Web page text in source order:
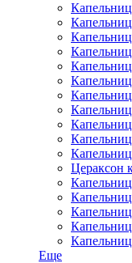
Цераксон
Еще